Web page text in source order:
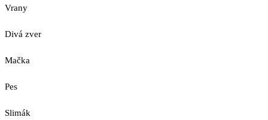
Vrany
Divá zver
Mačka
Pes
Slimák